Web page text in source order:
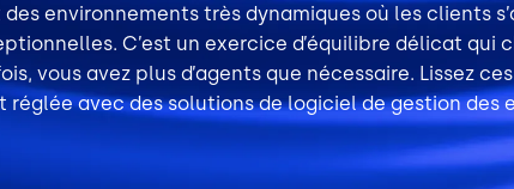
des environnements très dynamiques où les clients
C’est un exercice d’équilibre délicat
vous avez plus d’agents que nécessaire.
réglée avec des solutions de logiciel de gestion des